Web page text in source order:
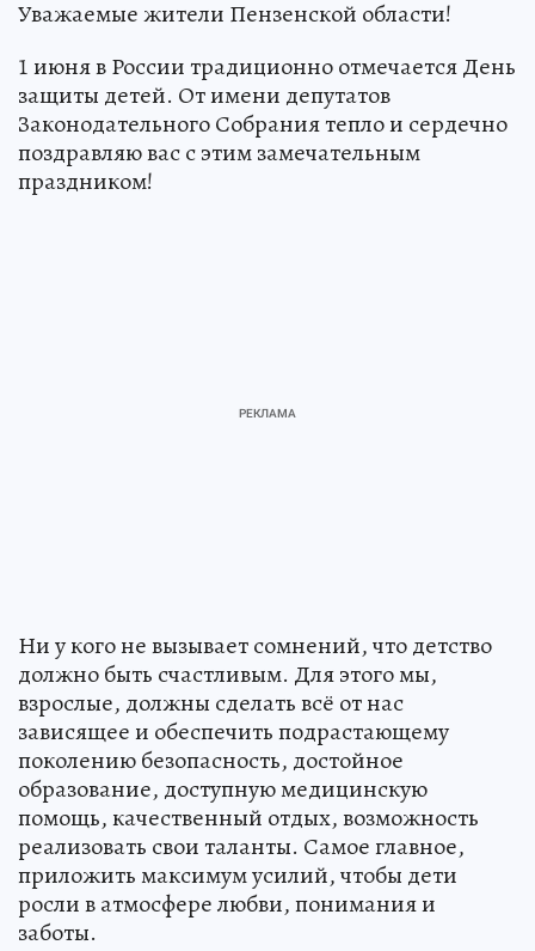
Уважаемые жители Пензенской области!
1 июня в России традиционно отмечается День
защиты детей. От имени депутатов
Законодательного Собрания тепло и сердечно
поздравляю вас с этим замечательным
праздником!
Ни у кого не вызывает сомнений, что детство
должно быть счастливым. Для этого мы,
взрослые, должны сделать всё от нас
зависящее и обеспечить подрастающему
поколению безопасность, достойное
образование, доступную медицинскую
помощь, качественный отдых, возможность
реализовать свои таланты. Самое главное,
приложить максимум усилий, чтобы дети
росли в атмосфере любви, понимания и
заботы.